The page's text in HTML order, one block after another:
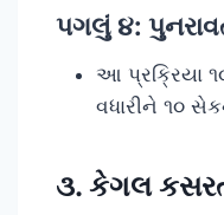
પગલું ૪:
આ પ્રક્રિયા
વધારીને ૧૦
૩. કેગલ